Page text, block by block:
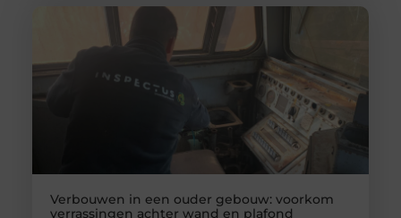
Verbouwen in een ouder gebouw: voorkom
verrassingen achter wand en plafond